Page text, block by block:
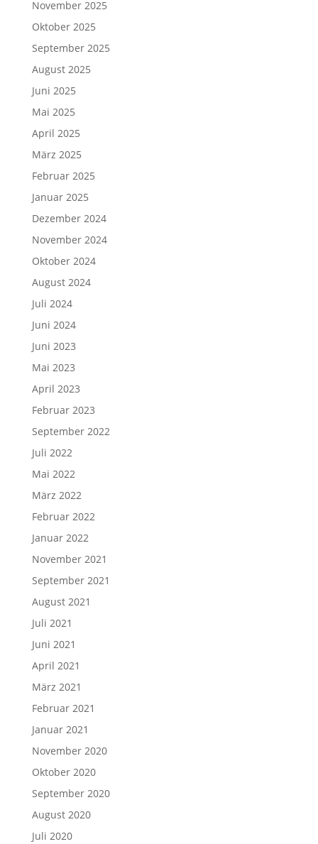
November 2025
Oktober 2025
September 2025
August 2025
Juni 2025
Mai 2025
April 2025
März 2025
Februar 2025
Januar 2025
Dezember 2024
November 2024
Oktober 2024
August 2024
Juli 2024
Juni 2024
Juni 2023
Mai 2023
April 2023
Februar 2023
September 2022
Juli 2022
Mai 2022
März 2022
Februar 2022
Januar 2022
November 2021
September 2021
August 2021
Juli 2021
Juni 2021
April 2021
März 2021
Februar 2021
Januar 2021
November 2020
Oktober 2020
September 2020
August 2020
Juli 2020